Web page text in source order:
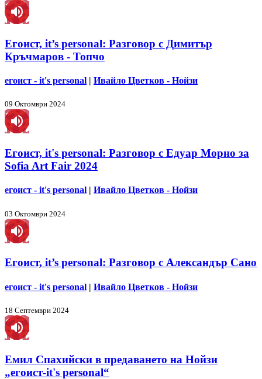
Егоист, it’s personal: Разговор с Димитър
Кръчмаров - Топчо
егоист - it's personal | Ивайло Цветков - Нойзи
09 Октомври 2024
Егоист, it's personal: Разговор с Едуар Морно за
Sofia Art Fair 2024
егоист - it's personal | Ивайло Цветков - Нойзи
03 Октомври 2024
Егоист, it’s personal: Разговор с Александър Сано
егоист - it's personal | Ивайло Цветков - Нойзи
18 Септември 2024
Емил Спахийски в предаването на Нойзи
„егоист-it's personal“